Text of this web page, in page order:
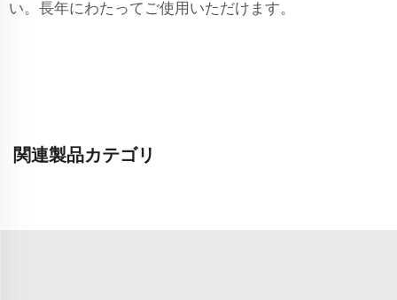
い。長年にわたってご使用いただけます。
関連製品カテゴリ